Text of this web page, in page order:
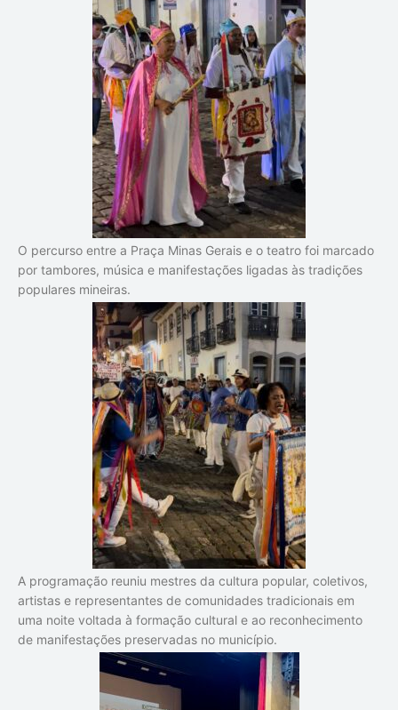
O percurso entre a Praça Minas Gerais e o teatro foi marcado
por tambores, música e manifestações ligadas às tradições
populares mineiras.
A programação reuniu mestres da cultura popular, coletivos,
artistas e representantes de comunidades tradicionais em
uma noite voltada à formação cultural e ao reconhecimento
de manifestações preservadas no município.